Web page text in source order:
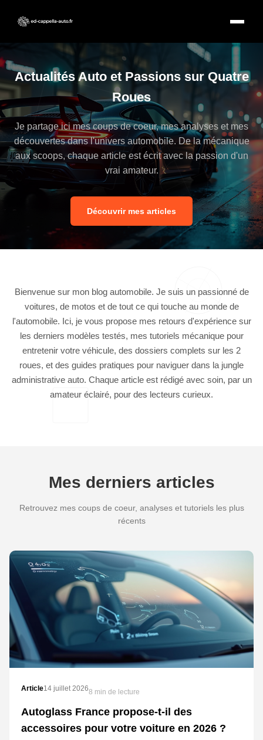
Actualités Auto et Passions sur Quatre
Roues
Je partage ici mes coups de coeur, mes analyses et mes
découvertes dans l'univers automobile. De la mécanique
aux scoops, chaque article est écrit avec la passion d'un
vrai amateur.
Découvrir mes articles
Bienvenue sur mon blog automobile. Je suis un passionné de
voitures, de motos et de tout ce qui touche au monde de
l'automobile. Ici, je vous propose mes retours d'expérience sur
les derniers modèles testés, mes tutoriels mécanique pour
entretenir votre véhicule, des dossiers complets sur les 2
roues, et des guides pratiques pour naviguer dans la jungle
administrative auto. Chaque article est rédigé avec soin, par un
amateur éclairé, pour des lecteurs curieux.
Mes derniers articles
Retrouvez mes coups de coeur, analyses et tutoriels les plus
récents
Article14 juillet 20268 min de lecture
Autoglass France propose-t-il des
accessoires pour votre voiture en 2026 ?